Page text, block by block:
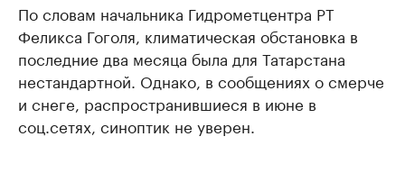
По словам начальника Гидрометцентра РТ
Феликса Гоголя, климатическая обстановка в
последние два месяца была для Татарстана
нестандартной. Однако, в сообщениях о смерче
и снеге, распространившиеся в июне в
соц.сетях, синоптик не уверен.